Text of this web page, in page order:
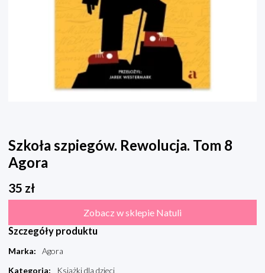
Szkoła szpiegów. Rewolucja. Tom 8
Agora
35 zł
Zobacz w sklepie Natuli
Szczegóły produktu
Marka:
Agora
Kategoria:
Książki dla dzieci